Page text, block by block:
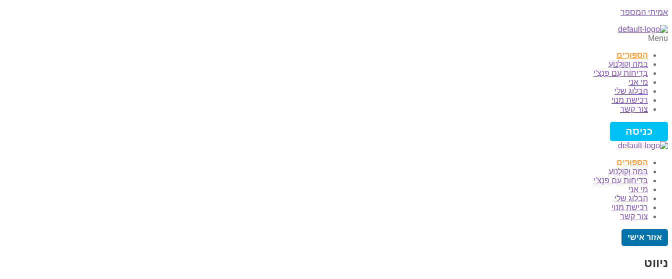
אמיתי המספר
Menu
הַסִּפּוּרִים
בָּמָה וְקוֹלְנוֹעַ
בְּדִיחוֹת עִם פַּנְצִ'י
מי אני
הבלוג שלי
רכישת מנוי
צור קשר
כניסה
הַסִּפּוּרִים
בָּמָה וְקוֹלְנוֹעַ
בְּדִיחוֹת עִם פַּנְצִ'י
מי אני
הבלוג שלי
רכישת מנוי
צור קשר
אזור אישי
ניווט